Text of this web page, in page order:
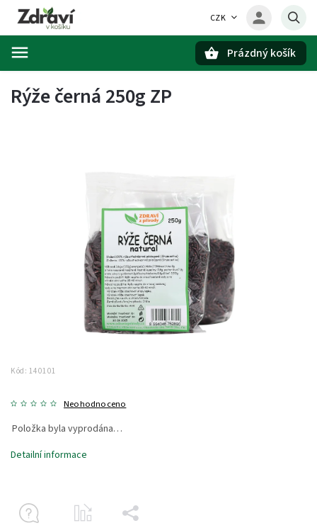
CZK
Prázdný košík
Rýže černá 250g ZP
Kód: 140101
Neohodnoceno
Položka byla vyprodána…
Detailní informace